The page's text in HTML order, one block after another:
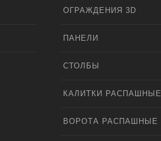
ОГРАЖДЕНИЯ 3D
ПАНЕЛИ
СТОЛБЫ
КАЛИТКИ РАСПАШНЫЕ
ВОРОТА РАСПАШНЫЕ